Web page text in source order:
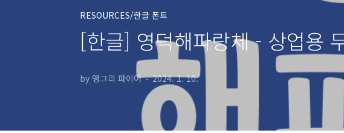
RESOURCES/한글 폰트
[한글] 영덕해파랑체 - 상업용
by 앵그리 파이어 2024. 1. 10.